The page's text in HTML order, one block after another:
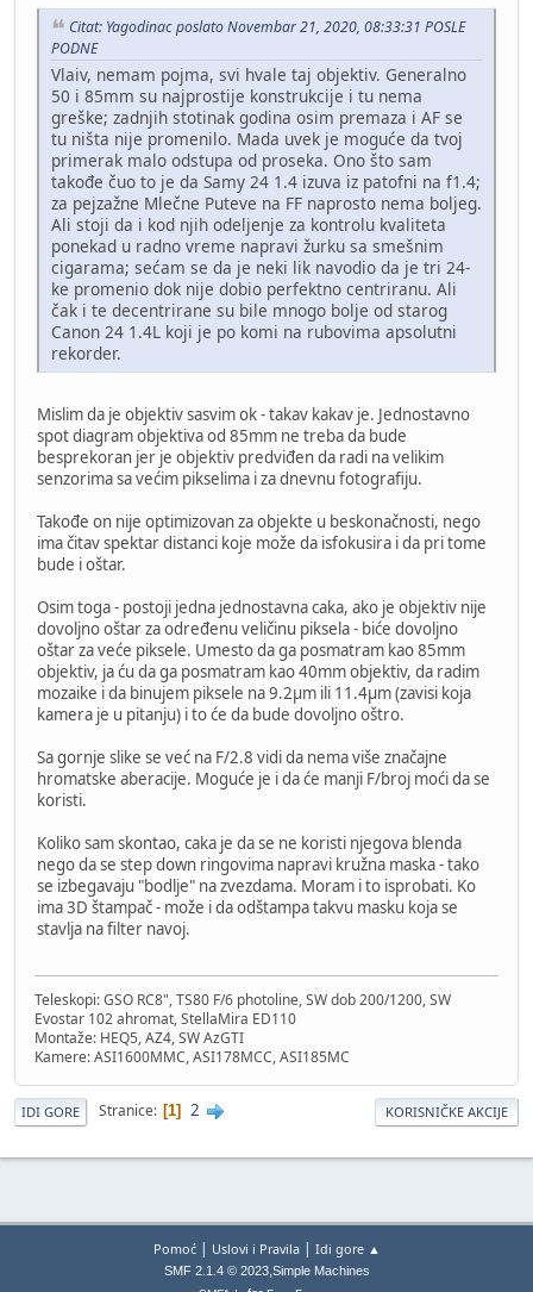
Citat: Yagodinac poslato Novembar 21, 2020, 08:33:31 POSLE
PODNE
Vlaiv, nemam pojma, svi hvale taj objektiv. Generalno
50 i 85mm su najprostije konstrukcije i tu nema
greške; zadnjih stotinak godina osim premaza i AF se
tu ništa nije promenilo. Mada uvek je moguće da tvoj
primerak malo odstupa od proseka. Ono što sam
takođe čuo to je da Samy 24 1.4 izuva iz patofni na f1.4;
za pejzažne Mlečne Puteve na FF naprosto nema boljeg.
Ali stoji da i kod njih odeljenje za kontrolu kvaliteta
ponekad u radno vreme napravi žurku sa smešnim
cigarama; sećam se da je neki lik navodio da je tri 24-
ke promenio dok nije dobio perfektno centriranu. Ali
čak i te decentrirane su bile mnogo bolje od starog
Canon 24 1.4L koji je po komi na rubovima apsolutni
rekorder.
Mislim da je objektiv sasvim ok - takav kakav je. Jednostavno
spot diagram objektiva od 85mm ne treba da bude
besprekoran jer je objektiv predviđen da radi na velikim
senzorima sa većim pikselima i za dnevnu fotografiju.
Takođe on nije optimizovan za objekte u beskonačnosti, nego
ima čitav spektar distanci koje može da isfokusira i da pri tome
bude i oštar.
Osim toga - postoji jedna jednostavna caka, ako je objektiv nije
dovoljno oštar za određenu veličinu piksela - biće dovoljno
oštar za veće piksele. Umesto da ga posmatram kao 85mm
objektiv, ja ću da ga posmatram kao 40mm objektiv, da radim
mozaike i da binujem piksele na 9.2µm ili 11.4µm (zavisi koja
kamera je u pitanju) i to će da bude dovoljno oštro.
Sa gornje slike se već na F/2.8 vidi da nema više značajne
hromatske aberacije. Moguće je i da će manji F/broj moći da se
koristi.
Koliko sam skontao, caka je da se ne koristi njegova blenda
nego da se step down ringovima napravi kružna maska - tako
se izbegavaju "bodlje" na zvezdama. Moram i to isprobati. Ko
ima 3D štampač - može i da odštampa takvu masku koja se
stavlja na filter navoj.
Teleskopi: GSO RC8", TS80 F/6 photoline, SW dob 200/1200, SW
Evostar 102 ahromat, StellaMira ED110
Montaže: HEQ5, AZ4, SW AzGTI
Kamere: ASI1600MMC, ASI178MCC, ASI185MC
IDI GORE Stranice 1 2 KORISNIČKE AKCIJE
Pomoć| Uslovi i Pravila| Idi gore ▲
SMF 2.1.4 © 2023,Simple Machines